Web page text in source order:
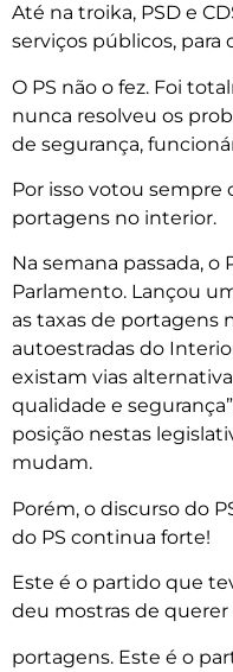
Até na troika, PSD e
serviços públicos, para
O PS não o fez. Foi
nunca resolveu os
de segurança,
Por isso votou sempre
portagens no interior.
Na semana passada,
Parlamento. Lançou
as taxas de portagens
autoestradas do
existam vias
qualidade e
posição nestas
mudam.
Porém, o discurso do
do PS continua forte!
Este é o partido que
deu mostras de querer
portagens. Este é o